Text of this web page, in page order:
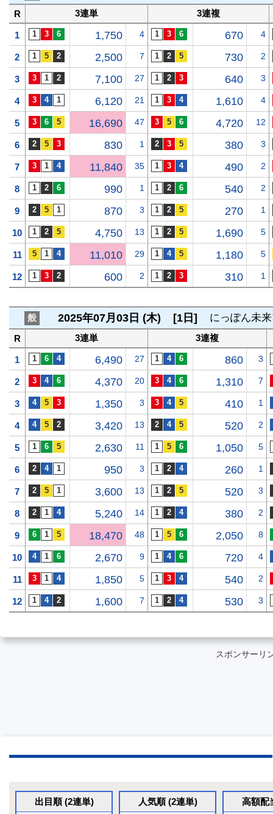
R 3連単 3連複
1 1,750 4 670 4
2 2,500 7 730 2
3 7,100 27 640 3
4 6,120 21 1,610 4
5 16,690 47 4,720 12
6 830 1 380 3
7 11,840 35 490 2
8 990 1 540 2
9 870 3 270 1
10 4,750 13 1,690 5
11 11,010 29 1,180 5
12 600 2 310 1
般 2025年07月03日 (木) [1日] にっぽん未
R 3連単 3連複
1 6,490 27 860 3
2 4,370 20 1,310 7
3 1,350 3 410 1
4 3,420 13 520 2
5 2,630 11 1,050 5
6 950 3 260 1
7 3,600 13 520 3
8 5,240 14 380 2
9 18,470 48 2,050 8
10 2,670 9 720 4
11 1,850 5 540 2
12 1,600 7 530 3
スポンサーリ
出目順 (2連単)
人気順 (2連単)
高額配